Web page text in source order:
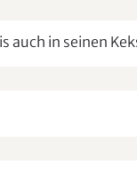
auch in seinen